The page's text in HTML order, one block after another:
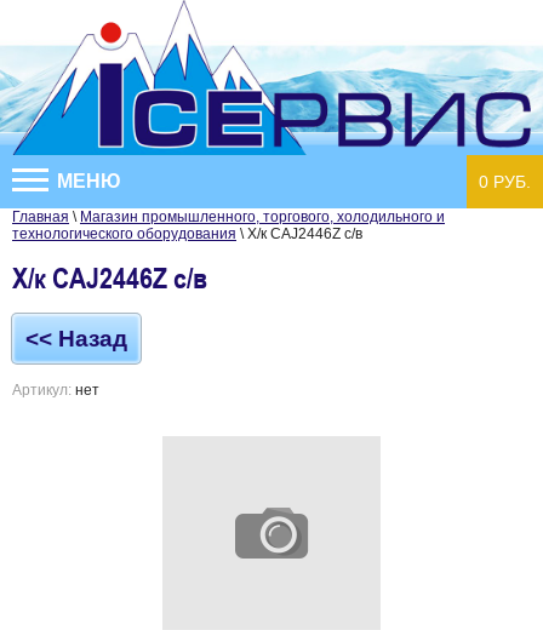
МЕНЮ 0 РУБ.
Главная \ Магазин промышленного, торгового, холодильного и
технологического оборудования \ Х/к CAJ2446Z с/в
Х/к CAJ2446Z с/в
<< Назад
Артикул: нет